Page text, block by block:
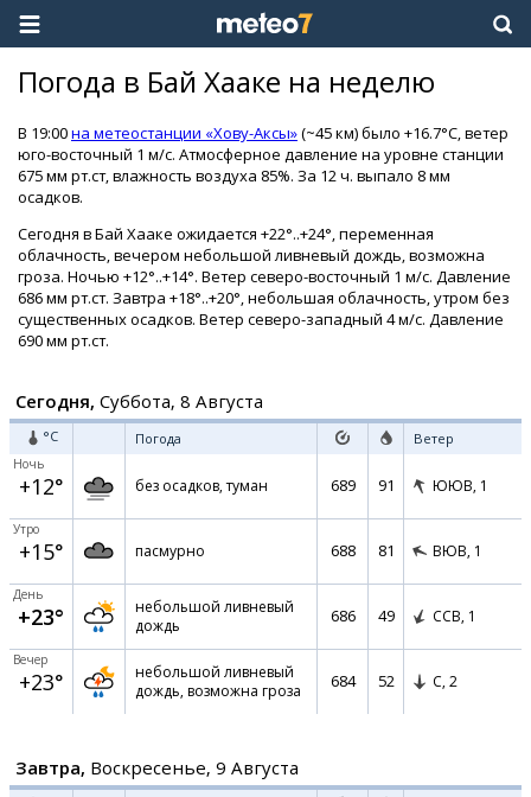
Погода в Бай Хааке на неделю
В 19:00на метеостанции «Хову-Аксы»(~45 км) было +16.7°C, ветер
юго-восточный 1 м/с. Атмосферное давление на уровне станции
675 мм рт.ст, влажность воздуха 85%. За 12 ч. выпало 8 мм
осадков.
Сегодня в Бай Хааке ожидается +22°..+24°, переменная
облачность, вечером небольшой ливневый дождь, возможна
гроза. Ночью +12°..+14°. Ветер северо-восточный 1 м/с. Давление
686 мм рт.ст. Завтра +18°..+20°, небольшая облачность, утром без
существенных осадков. Ветер северо-западный 4 м/с. Давление
690 мм рт.ст.
Сегодня, Суббота, 8 Августа
°C Погода Ветер
Ночь
+12° без осадков, туман 689 91 ЮЮВ, 1
Утро
+15° пасмурно 688 81 ВЮВ, 1
День
+23°
небольшой ливневый
дождь
686 49 ССВ, 1
Вечер
+23°
небольшой ливневый
дождь, возможна гроза
684 52 С, 2
Завтра, Воскресенье, 9 Августа